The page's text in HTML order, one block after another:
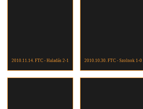
2010.11.14. FTC - Haladás 2-1 2010.10.30. FTC - Szolnok 1-0